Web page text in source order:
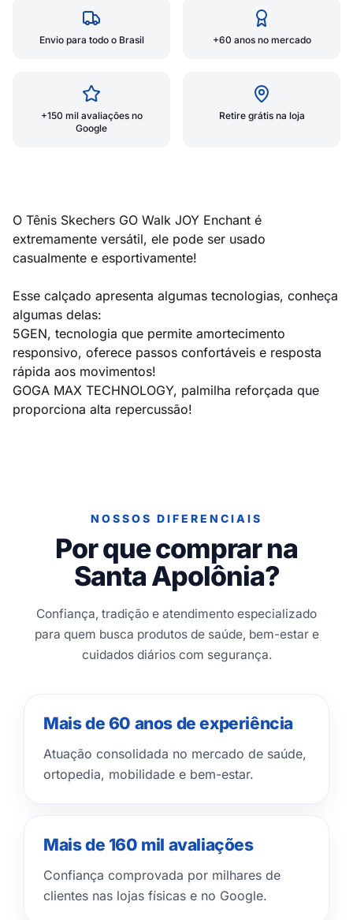
Envio para todo o Brasil +60 anos no mercado
+150 mil avaliações no
Google
Retire grátis na loja
O Tênis Skechers GO Walk JOY Enchant é
extremamente versátil, ele pode ser usado
casualmente e esportivamente!
Esse calçado apresenta algumas tecnologias, conheça
algumas delas:
5GEN, tecnologia que permite amortecimento
responsivo, oferece passos confortáveis e resposta
rápida aos movimentos!
GOGA MAX TECHNOLOGY, palmilha reforçada que
proporciona alta repercussão!
NOSSOS DIFERENCIAIS
Por que comprar na
Santa Apolônia?
Confiança, tradição e atendimento especializado
para quem busca produtos de saúde, bem-estar e
cuidados diários com segurança.
Mais de 60 anos de experiência
Atuação consolidada no mercado de saúde,
ortopedia, mobilidade e bem-estar.
Mais de 160 mil avaliações
Confiança comprovada por milhares de
clientes nas lojas físicas e no Google.